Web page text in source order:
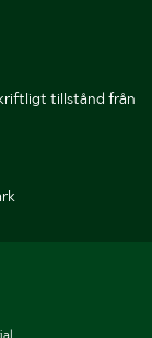
tillstånd från